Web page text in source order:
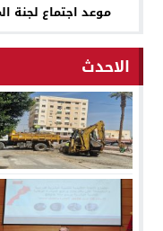
موعد اجتماع لجنة
الاحدث